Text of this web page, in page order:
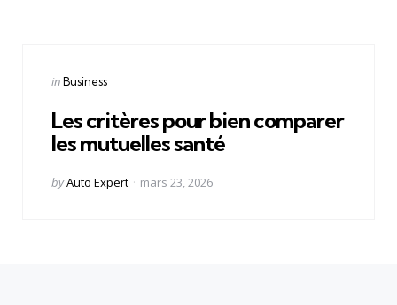
Categories
Posted
inBusiness
Les critères pour bien comparer
les mutuelles santé
Posted
byAuto Expert mars 23, 2026